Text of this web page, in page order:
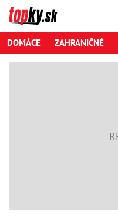
DOMÁCE ZAHRANIČNÉ